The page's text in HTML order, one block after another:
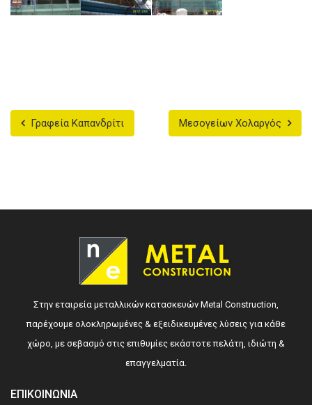
Γραφεία Καπανδρίτι Μεσογείων Χολαργός
Στην εταιρεία μεταλλικών κατασκευών Metal Construction,
παρέχουμε ολοκληρωμένες & εξειδικευμένες λύσεις για κάθε
χώρο, με σεβασμό στις επιθυμίες εκάστοτε πελάτη, ιδιώτη &
επαγγελματία.
ΕΠΙΚΟΙΝΩΝΊΑ